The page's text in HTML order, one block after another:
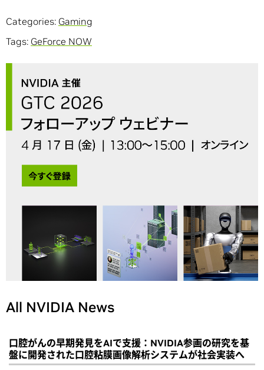
Categories: Gaming
Tags: GeForce NOW
All NVIDIA News
口腔がんの早期発見をAIで支援：NVIDIA参画の研究を基
盤に開発された口腔粘膜画像解析システムが社会実装へ